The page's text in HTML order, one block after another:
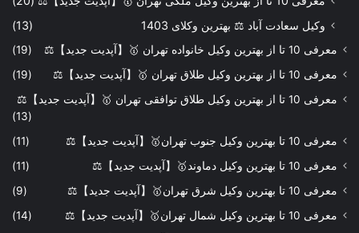
وکیل سعادت آباد ⚖️ بهترین وکلای 1403
(13)
معرفی 10 تا از بهترین وکیل خانواده تهران 🥇【آپدیت جدید】⚖️
(19)
معرفی 10 تا از بهترین وکیل طلاق تهران 🥇【آپدیت جدید】⚖️
(19)
معرفی 10 تا از بهترین وکیل طلاق توافقی تهران 🥇【آپدیت جدید】⚖️
(13)
معرفی 10 تا بهترین وکیل جنوب تهران🥇【آپدیت جدید】⚖️
(11)
معرفی 10 تا بهترین وکیل دماوند🥇【آپدیت جدید】⚖️
(11)
معرفی 10 تا بهترین وکیل شرق تهران🥇【آپدیت جدید】⚖️
(9)
معرفی 10 تا بهترین وکیل شمال تهران🥇【آپدیت جدید】⚖️
(14)